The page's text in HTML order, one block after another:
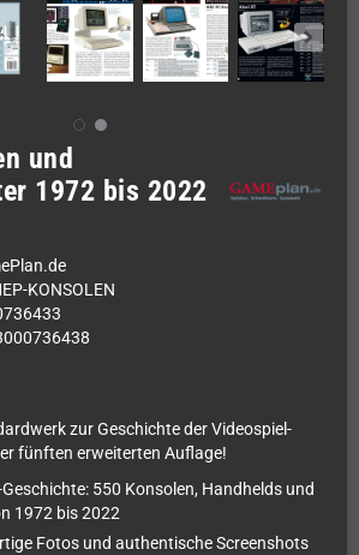
und
1972 bis 2022
KONSOLEN
zur Geschichte der Videospiel-
fünften erweiterten Auflage!
550 Konsolen, Handhelds und
1972 bis 2022
Fotos und authentische Screenshots